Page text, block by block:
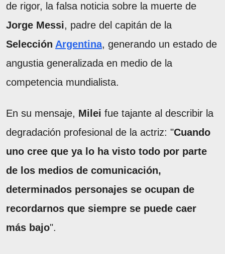
de rigor, la falsa noticia sobre la muerte de
Jorge Messi, padre del capitán de la
Selección Argentina, generando un estado de
angustia generalizada en medio de la
competencia mundialista.
En su mensaje, Milei fue tajante al describir la
degradación profesional de la actriz: "Cuando
uno cree que ya lo ha visto todo por parte
de los medios de comunicación,
determinados personajes se ocupan de
recordarnos que siempre se puede caer
más bajo".